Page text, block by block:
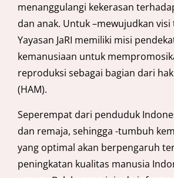
menanggulangi kekerasan
dan anak. Untuk –mewujudkan
Yayasan JaRI memiliki misi
kemanusiaan untuk
reproduksi sebagai bagian dari
(HAM).
Seperempat dari penduduk
dan remaja, sehingga -tumbuh
yang optimal akan berpengaruh
peningkatan kualitas manusia